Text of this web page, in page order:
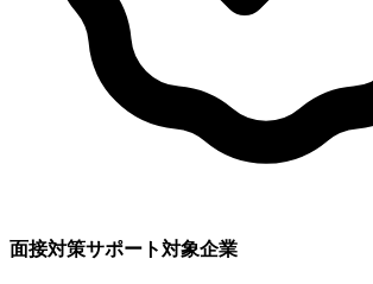
面接対策サポート対象企業